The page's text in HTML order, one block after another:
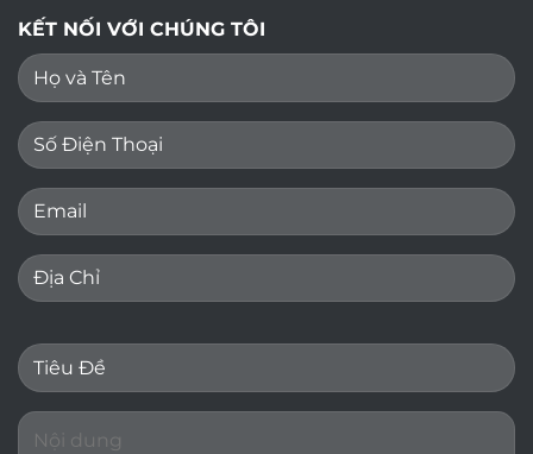
KẾT NỐI VỚI CHÚNG TÔI